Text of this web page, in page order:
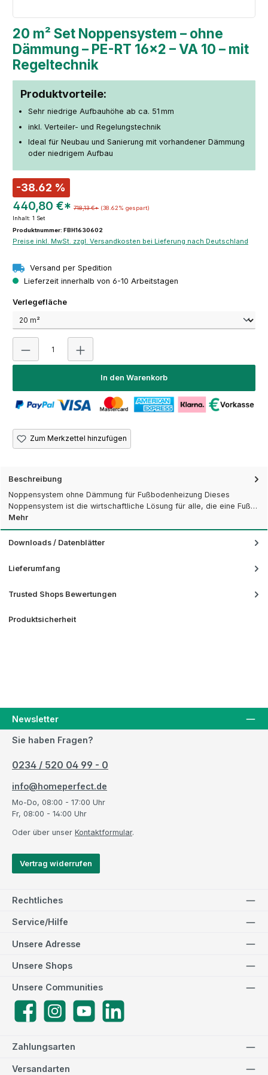
20 m² Set Noppensystem – ohne
Dämmung – PE-RT 16×2 – VA 10 – mit
Regeltechnik
Produktvorteile:
Sehr niedrige Aufbauhöhe ab ca. 51 mm
inkl. Verteiler- und Regelungstechnik
Ideal für Neubau und Sanierung mit vorhandener Dämmung
oder niedrigem Aufbau
-38.62 %
440,80 €* 718,13 €* (38.62% gespart)
Inhalt: 1 Set
Produktnummer: FBH1630602
Preise inkl. MwSt. zzgl. Versandkosten bei Lieferung nach Deutschland
Versand per Spedition
Lieferzeit innerhalb von 6-10 Arbeitstagen
Verlegeflächeauswählen
In den Warenkorb
Zum Merkzettel hinzufügen
Beschreibung
Noppensystem ohne Dämmung für Fußbodenheizung Dieses
Noppensystem ist die wirtschaftliche Lösung für alle, die eine Fuß…
Mehr
Downloads / Datenblätter
Lieferumfang
Trusted Shops Bewertungen
Produktsicherheit
Newsletter
Sie haben Fragen?
0234 / 520 04 99 - 0
info@homeperfect.de
Mo-Do, 08:00 - 17:00 Uhr
Fr, 08:00 - 14:00 Uhr
Oder über unser Kontaktformular.
Vertrag widerrufen
Rechtliches
Service/Hilfe
Zahlungsarten
Versandarten
Unsere Adresse
Unsere Communities
FacebookInstagramYouTube
Unsere Shops